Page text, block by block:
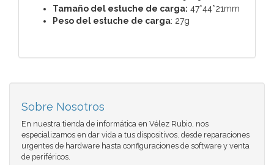
Tamaño del estuche de carga: 47*44*21mm
Peso del estuche de carga: 27g
Sobre Nosotros
En nuestra tienda de informática en Vélez Rubio, nos
especializamos en dar vida a tus dispositivos. desde reparaciones
urgentes de hardware hasta configuraciones de software y venta
de periféricos.